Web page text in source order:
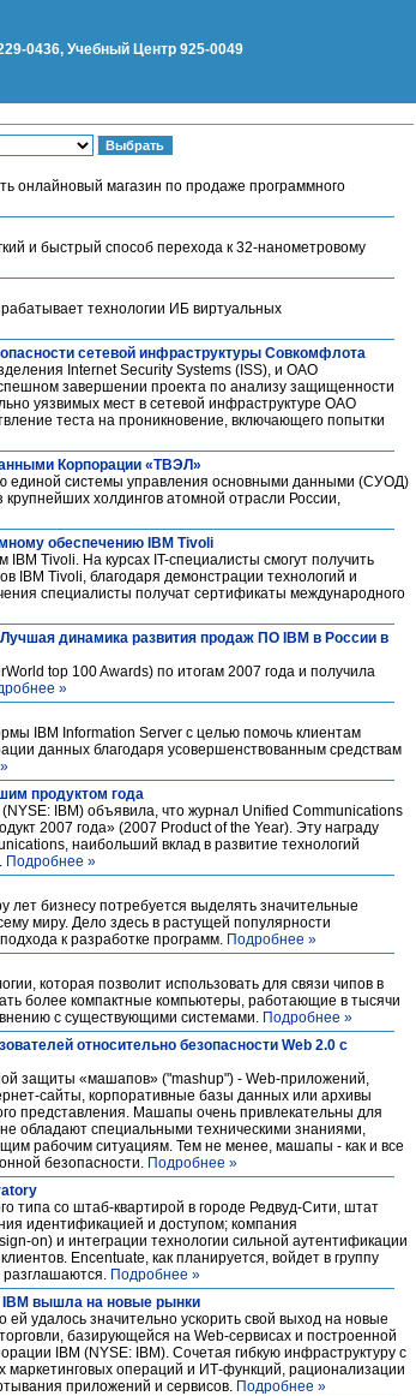
0436, Учебный Центр 925-0049
онлайновый магазин по продаже программного
и быстрый способ перехода к 32-нанометровому
технологии ИБ виртуальных
сетевой инфраструктуры Совкомфлота
Internet Security Systems (ISS), и ОАО
завершении проекта по анализу защищенности
уязвимых мест в сетевой инфраструктуре ОАО
теста на проникновение, включающего попытки
Корпорации «ТВЭЛ»
единой системы управления основными данными (СУОД)
холдингов атомной отрасли России,
обеспечению IBM Tivoli
Tivoli. На курсах IT-специалисты смогут получить
IBM Tivoli, благодаря демонстрации технологий и
специалисты получат сертификаты международного
динамика развития продаж ПО IBM в России в
top 100 Awards) по итогам 2007 года и получила
»
IBM Information Server с целью помочь клиентам
данных благодаря усовершенствованным средствам
продуктом года
IBM) объявила, что журнал Unified Communications
2007 года» (2007 Product of the Year). Эту награду
наибольший вклад в развитие технологий
Подробнее »
бизнесу потребуется выделять значительные
миру. Дело здесь в растущей популярности
к разработке программ. Подробнее »
которая позволит использовать для связи чипов в
более компактные компьютеры, работающие в тысячи
с существующими системами. Подробнее »
относительно безопасности Web 2.0 с
защиты «машапов» ("mashup") - Web-приложений,
сайты, корпоративные базы данных или архивы
представления. Машапы очень привлекательны для
обладают специальными техническими знаниями,
рабочим ситуациям. Тем не менее, машапы - как и все
безопасности. Подробнее »
типа со штаб-квартирой в городе Редвуд-Сити, штат
идентификацией и доступом; компания
on) и интеграции технологии сильной аутентификации
Encentuate, как планируется, войдет в группу
Подробнее »
IBM вышла на новые рынки
удалось значительно ускорить свой выход на новые
базирующейся на Web-сервисах и построенной
IBM (NYSE: IBM). Сочетая гибкую инфраструктуру с
маркетинговых операций и ИТ-функций, рационализации
приложений и сервисов. Подробнее »